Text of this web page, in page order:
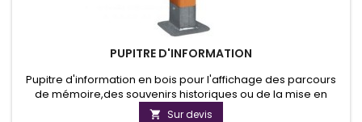
PUPITRE D'INFORMATION
Pupitre d'information en bois pour l'affichage des parcours
de mémoire,des souvenirs historiques ou de la mise en
valeurs des cultures locales.
 Sur devis